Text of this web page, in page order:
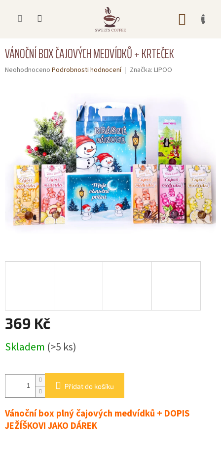
Úvod
MIKULÁŠ,
VÁNOCE
OCHUCENÁ
KÁVA
AKČNÍ
BALÍČKY
DÁRKOVÉ
BALENÍ
O
Přihlášení
VÁNOČNÍ BOX ČAJOVÝCH MEDVÍDKŮ + KRTEČEK
Průměrné
hvězdiček.
Neohodnoceno Podrobnosti hodnocení Značka: LIPOO
369 Kč
cena:
Skladem (>5 ks)
Přidat do košíku
Vánoční box plný čajových medvídků + DOPIS
JEŽÍŠKOVI JAKO DÁREK